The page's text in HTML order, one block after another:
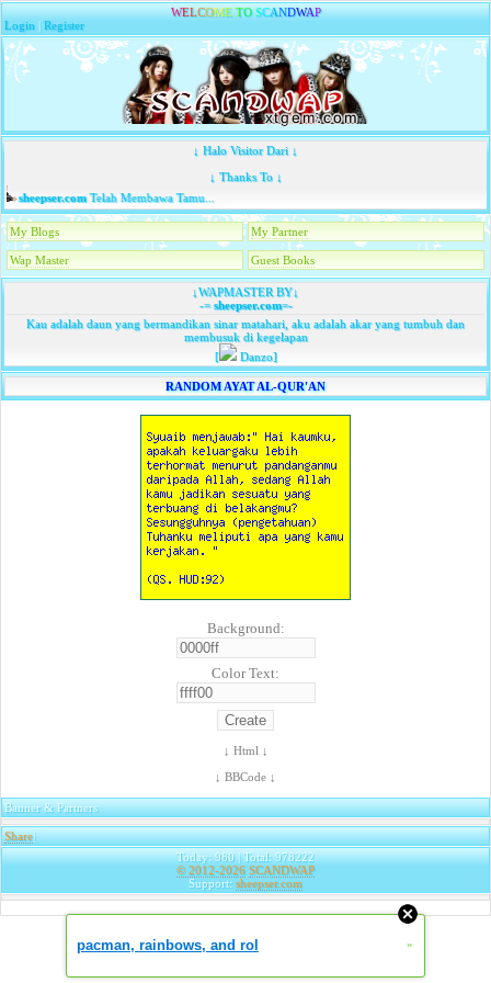
WELCOME TO SCANDWAP
Login |Register
↓ Halo Visitor Dari ↓
↓ Thanks To ↓
sheepser.comTelah Membawa Tamu...
My Blogs My Partner
Wap Master Guest Books
↓WAPMASTER BY↓
-=sheepser.com=-
Kau adalah daun yang bermandikan sinar matahari, aku adalah akar yang tumbuh dan
membusuk di kegelapan
[
Danzo]
RANDOM AYAT AL-QUR'AN
Background:
Color Text:
↓ Html ↓
↓ BBCode ↓
Banner & Partners
Share|
Today: 980 | Total: 978222
© 2012-2026 SCANDWAP
Support: sheepser.com
pacman, rainbows, and rol »